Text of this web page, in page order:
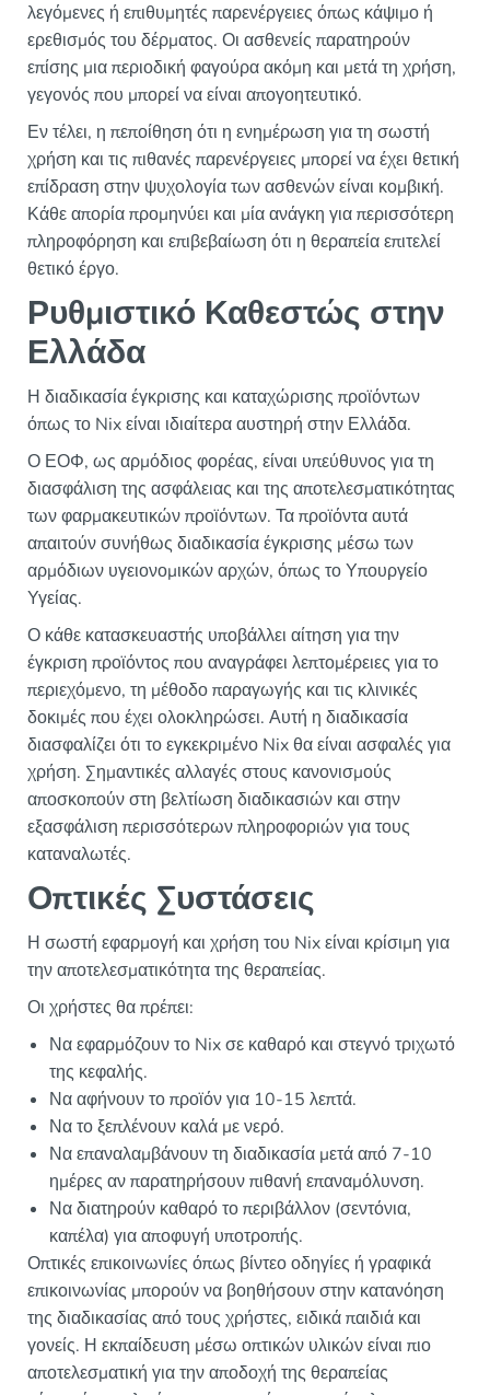
λεγόμενες ή επιθυμητές παρενέργειες όπως κάψιμο ή
ερεθισμός του δέρματος. Οι ασθενείς παρατηρούν
επίσης μια περιοδική φαγούρα ακόμη και μετά τη χρήση,
γεγονός που μπορεί να είναι απογοητευτικό.
Εν τέλει, η πεποίθηση ότι η ενημέρωση για τη σωστή
χρήση και τις πιθανές παρενέργειες μπορεί να έχει θετική
επίδραση στην ψυχολογία των ασθενών είναι κομβική.
Κάθε απορία προμηνύει και μία ανάγκη για περισσότερη
πληροφόρηση και επιβεβαίωση ότι η θεραπεία επιτελεί
θετικό έργο.
Ρυθμιστικό Καθεστώς στην
Ελλάδα
Η διαδικασία έγκρισης και καταχώρισης προϊόντων
όπως το Nix είναι ιδιαίτερα αυστηρή στην Ελλάδα.
Ο ΕΟΦ, ως αρμόδιος φορέας, είναι υπεύθυνος για τη
διασφάλιση της ασφάλειας και της αποτελεσματικότητας
των φαρμακευτικών προϊόντων. Τα προϊόντα αυτά
απαιτούν συνήθως διαδικασία έγκρισης μέσω των
αρμόδιων υγειονομικών αρχών, όπως το Υπουργείο
Υγείας.
Ο κάθε κατασκευαστής υποβάλλει αίτηση για την
έγκριση προϊόντος που αναγράφει λεπτομέρειες για το
περιεχόμενο, τη μέθοδο παραγωγής και τις κλινικές
δοκιμές που έχει ολοκληρώσει. Αυτή η διαδικασία
διασφαλίζει ότι το εγκεκριμένο Nix θα είναι ασφαλές για
χρήση. Σημαντικές αλλαγές στους κανονισμούς
αποσκοπούν στη βελτίωση διαδικασιών και στην
εξασφάλιση περισσότερων πληροφοριών για τους
καταναλωτές.
Οπτικές Συστάσεις
Η σωστή εφαρμογή και χρήση του Nix είναι κρίσιμη για
την αποτελεσματικότητα της θεραπείας.
Οι χρήστες θα πρέπει:
Να εφαρμόζουν το Nix σε καθαρό και στεγνό τριχωτό
της κεφαλής.
Να αφήνουν το προϊόν για 10-15 λεπτά.
Να το ξεπλένουν καλά με νερό.
Να επαναλαμβάνουν τη διαδικασία μετά από 7-10
ημέρες αν παρατηρήσουν πιθανή επαναμόλυνση.
Να διατηρούν καθαρό το περιβάλλον (σεντόνια,
καπέλα) για αποφυγή υποτροπής.
Οπτικές επικοινωνίες όπως βίντεο οδηγίες ή γραφικά
επικοινωνίας μπορούν να βοηθήσουν στην κατανόηση
της διαδικασίας από τους χρήστες, ειδικά παιδιά και
γονείς. Η εκπαίδευση μέσω οπτικών υλικών είναι πιο
αποτελεσματική για την αποδοχή της θεραπείας